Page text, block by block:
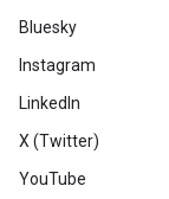
Bluesky
Instagram
LinkedIn
X (Twitter)
YouTube